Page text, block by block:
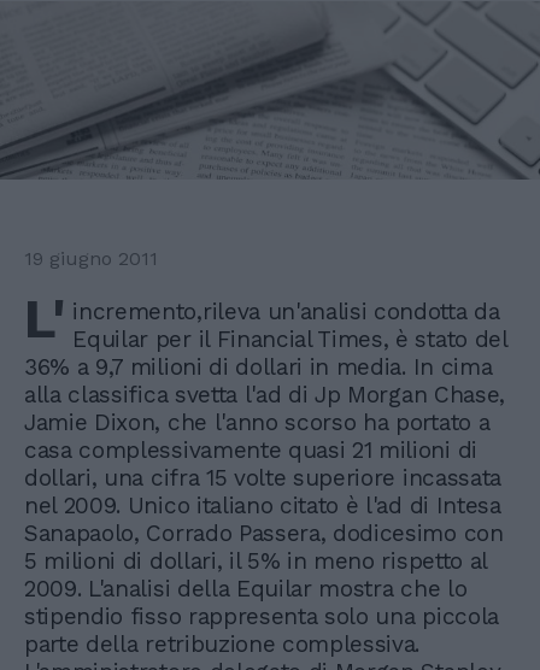
19 giugno 2011
L' incremento,rileva un'analisi condotta da
Equilar per il Financial Times, è stato del
36% a 9,7 milioni di dollari in media. In cima
alla classifica svetta l'ad di Jp Morgan Chase,
Jamie Dixon, che l'anno scorso ha portato a
casa complessivamente quasi 21 milioni di
dollari, una cifra 15 volte superiore incassata
nel 2009. Unico italiano citato è l'ad di Intesa
Sanapaolo, Corrado Passera, dodicesimo con
5 milioni di dollari, il 5% in meno rispetto al
2009. L'analisi della Equilar mostra che lo
stipendio fisso rappresenta solo una piccola
parte della retribuzione complessiva.